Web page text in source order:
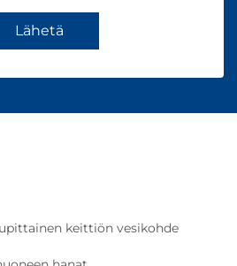
Lähetä
keittiön vesikohde